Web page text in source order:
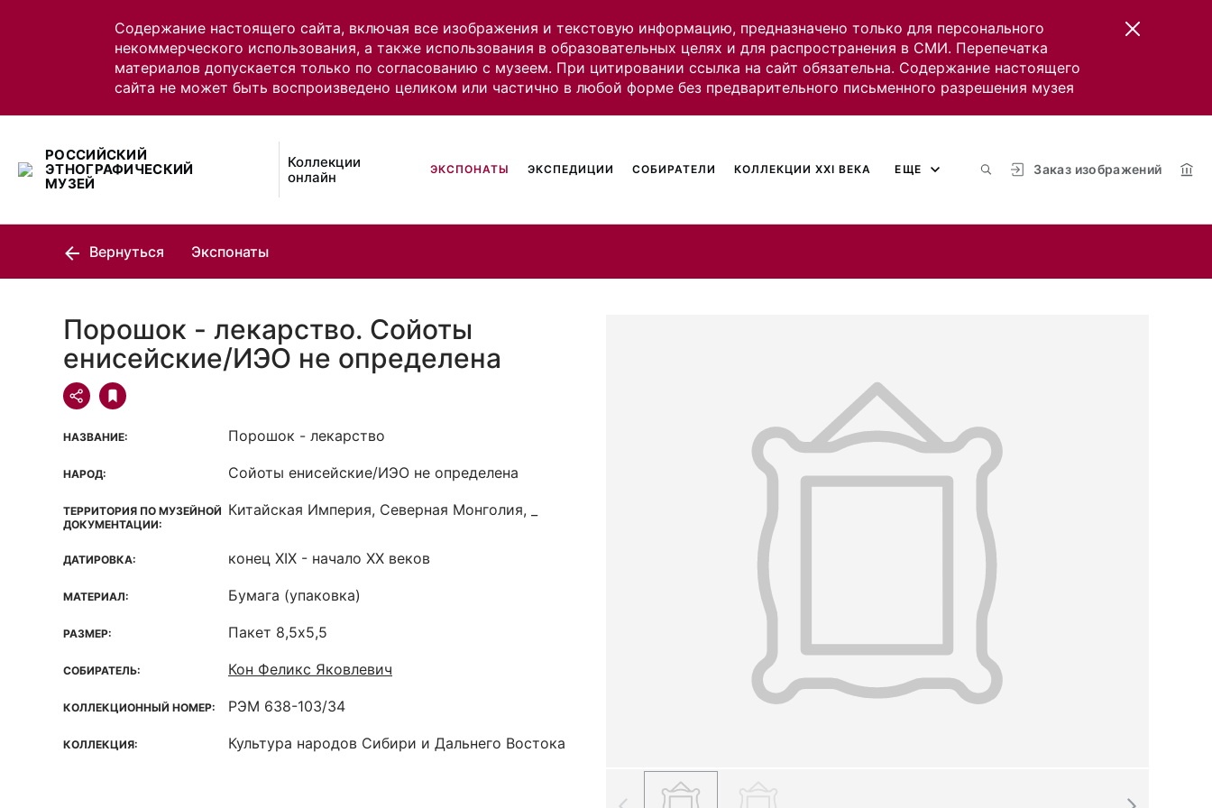
Содержание настоящего сайта, включая все изображения и текстовую информацию, предназначено только для персонального
некоммерческого использования, а также использования в образовательных целях и для распространения в СМИ. Перепечатка
материалов допускается только по согласованию с музеем. При цитировании ссылка на сайт обязательна. Содержание настоящего
сайта не может быть воспроизведено целиком или частично в любой форме без предварительного письменного разрешения музея
РОССИЙСКИЙ
ЭТНОГРАФИЧЕСКИЙ
МУЗЕЙ
Коллекции
онлайн
Заказ изображений
ЭКСПОНАТЫ ЭКСПЕДИЦИИ СОБИРАТЕЛИ КОЛЛЕКЦИИ XXI ВЕКА ЕЩЕ
Вернуться Экспонаты
Порошок - лекарство. Сойоты
енисейские/ИЭО не определена
НАЗВАНИЕ: Порошок - лекарство
НАРОД: Сойоты енисейские/ИЭО не определена
ТЕРРИТОРИЯ ПО МУЗЕЙНОЙ
ДОКУМЕНТАЦИИ:
Китайская Империя, Северная Монголия, _
ДАТИРОВКА: конец XIX - начало XX веков
МАТЕРИАЛ: Бумага (упаковка)
РАЗМЕР: Пакет 8,5х5,5
СОБИРАТЕЛЬ: Кон Феликс Яковлевич
КОЛЛЕКЦИОННЫЙ НОМЕР: РЭМ 638-103/34
КОЛЛЕКЦИЯ: Культура народов Сибири и Дальнего Востока